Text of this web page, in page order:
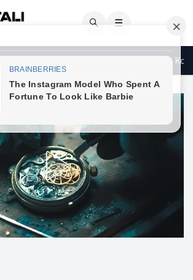
🔍 ☰
të reagojnë ndaj deklaratës së Vuçiqit,